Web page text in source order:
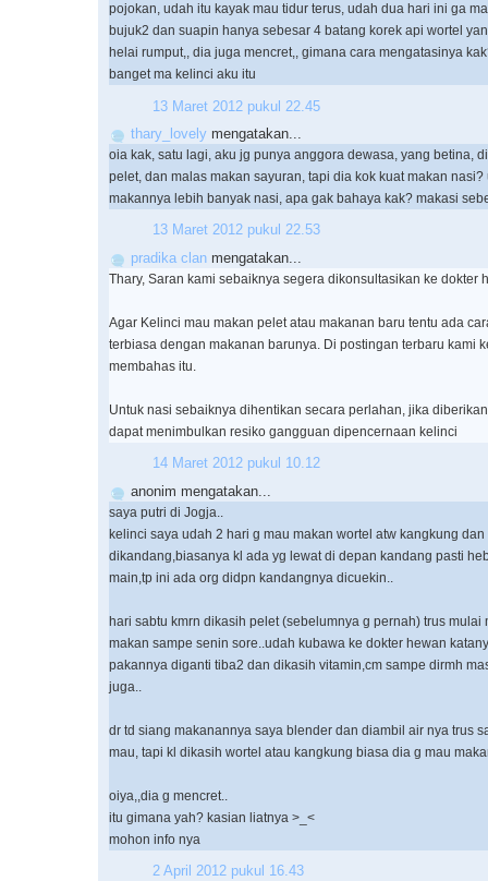
pojokan, udah itu kayak mau tidur terus, udah dua hari ini ga
bujuk2 dan suapin hanya sebesar 4 batang korek api wortel
helai rumput,, dia juga mencret,, gimana cara mengatasinya
banget ma kelinci aku itu
13 Maret 2012 pukul 22.45
thary_lovely mengatakan...
oia kak, satu lagi, aku jg punya anggora dewasa, yang betina,
pelet, dan malas makan sayuran, tapi dia kok kuat makan
makannya lebih banyak nasi, apa gak bahaya kak? makasi
13 Maret 2012 pukul 22.53
pradika clan mengatakan...
Thary, Saran kami sebaiknya segera dikonsultasikan ke dokter
Agar Kelinci mau makan pelet atau makanan baru tentu ada
terbiasa dengan makanan barunya. Di postingan terbaru kami
membahas itu.
Untuk nasi sebaiknya dihentikan secara perlahan, jika
dapat menimbulkan resiko gangguan dipencernaan kelinci
14 Maret 2012 pukul 10.12
anonim mengatakan...
saya putri di Jogja..
kelinci saya udah 2 hari g mau makan wortel atw kangkung
dikandang,biasanya kl ada yg lewat di depan kandang pasti
main,tp ini ada org didpn kandangnya dicuekin..
hari sabtu kmrn dikasih pelet (sebelumnya g pernah) trus mulai
makan sampe senin sore..udah kubawa ke dokter hewan
pakannya diganti tiba2 dan dikasih vitamin,cm sampe dirmh
juga..
dr td siang makanannya saya blender dan diambil air nya trus
mau, tapi kl dikasih wortel atau kangkung biasa dia g mau
oiya,,dia g mencret..
itu gimana yah? kasian liatnya >_<
mohon info nya
2 April 2012 pukul 16.43